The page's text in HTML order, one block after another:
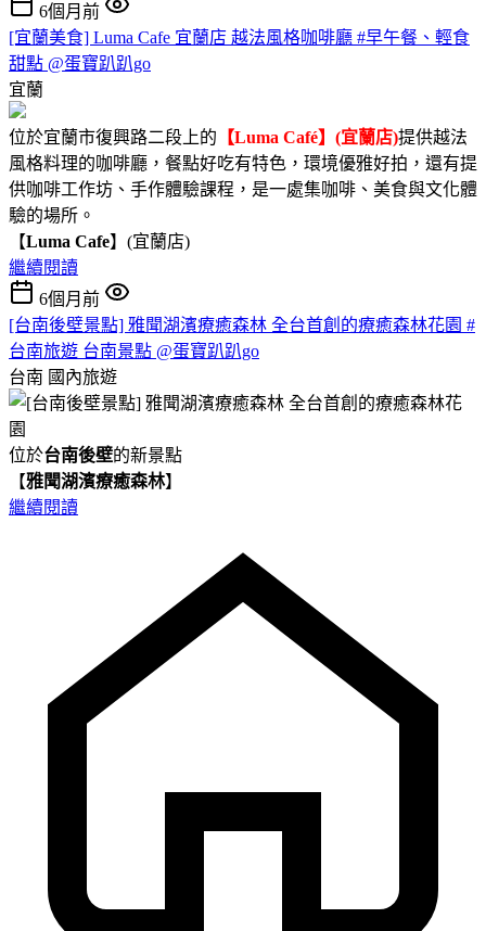
6個月前
[宜蘭美食] Luma Cafe 宜蘭店 越法風格咖啡廳 #早午餐、輕食
甜點 @蛋寶趴趴go
宜蘭
位於宜蘭市復興路二段上的 【Luma Café】(宜蘭店)提供越法
風格料理的咖啡廳，餐點好吃有特色，環境優雅好拍，還有提
供咖啡工作坊、手作體驗課程，是一處集咖啡、美食與文化體
驗的場所。
【Luma Cafe】(宜蘭店)
繼續閱讀
6個月前
[台南後壁景點] 雅聞湖濱療癒森林 全台首創的療癒森林花園 #
台南旅遊 台南景點 @蛋寶趴趴go
台南 國內旅遊
位於台南後壁的新景點
【雅聞湖濱療癒森林】
繼續閱讀